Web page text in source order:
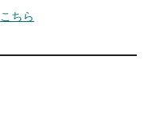
こちら